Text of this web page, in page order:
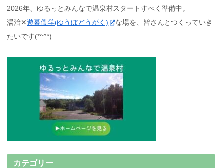
2026年、ゆるっとみんなで温泉村スタートすべく準備中。
湯治✕遊暮働学(ゆうぼどうがく)
な場を、皆さんとつくっていき
たいです(*^^*)
カテゴリー